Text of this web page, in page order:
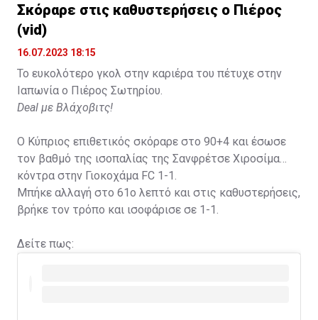
Σκόραρε στις καθυστερήσεις ο Πιέρος
(vid)
16.07.2023 18:15
Το ευκολότερο γκολ στην καριέρα του πέτυχε στην
Ιαπωνία ο Πιέρος Σωτηρίου.
Deal με Βλάχοβιτς!
Ο Κύπριος επιθετικός σκόραρε στο 90+4 και έσωσε
τον βαθμό της ισοπαλίας της Σανφρέτσε Χιροσίμα
κόντρα στην Γιοκοχάμα FC 1-1.
Μπήκε αλλαγή στο 61ο λεπτό και στις καθυστερήσεις,
βρήκε τον τρόπο και ισοφάρισε σε 1-1.
Δείτε πως: